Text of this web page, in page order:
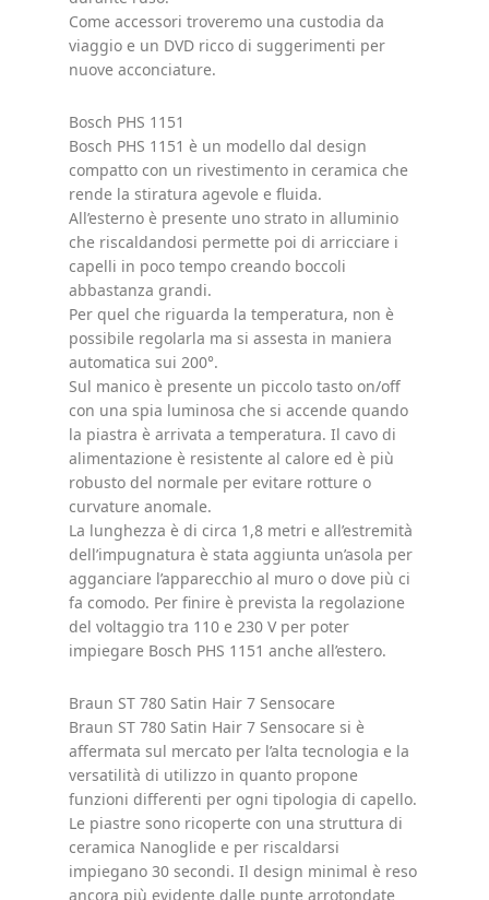
Come accessori troveremo una custodia da
viaggio e un DVD ricco di suggerimenti per
nuove acconciature.
Bosch PHS 1151
Bosch PHS 1151 è un modello dal design
compatto con un rivestimento in ceramica che
rende la stiratura agevole e fluida.
All’esterno è presente uno strato in alluminio
che riscaldandosi permette poi di arricciare i
capelli in poco tempo creando boccoli
abbastanza grandi.
Per quel che riguarda la temperatura, non è
possibile regolarla ma si assesta in maniera
automatica sui 200°.
Sul manico è presente un piccolo tasto on/off
con una spia luminosa che si accende quando
la piastra è arrivata a temperatura. Il cavo di
alimentazione è resistente al calore ed è più
robusto del normale per evitare rotture o
curvature anomale.
La lunghezza è di circa 1,8 metri e all’estremità
dell’impugnatura è stata aggiunta un’asola per
agganciare l’apparecchio al muro o dove più ci
fa comodo. Per finire è prevista la regolazione
del voltaggio tra 110 e 230 V per poter
impiegare Bosch PHS 1151 anche all’estero.
Braun ST 780 Satin Hair 7 Sensocare
Braun ST 780 Satin Hair 7 Sensocare si è
affermata sul mercato per l’alta tecnologia e la
versatilità di utilizzo in quanto propone
funzioni differenti per ogni tipologia di capello.
Le piastre sono ricoperte con una struttura di
ceramica Nanoglide e per riscaldarsi
impiegano 30 secondi. Il design minimal è reso
ancora più evidente dalle punte arrotondate